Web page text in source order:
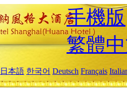
手機版
繁體
日本語 한국어 Deutsch Français